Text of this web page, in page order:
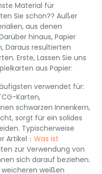
Material für
Sie schon?? Außer
aus denen
hinaus, Papier
Daraus resultierten
Erste, Lassen Sie uns
aus Papier:
verwendet für:
Karten,
schwarzen Innenkern,
sorgt für ein solides
Typischerweise
Artikel： Was ist
zur Verwendung von
sich darauf beziehen.
weißen